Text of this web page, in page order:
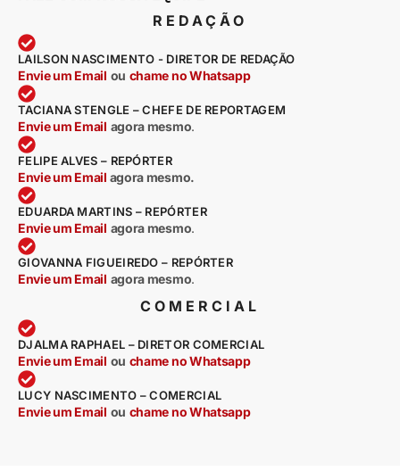
REDAÇÃO
LAILSON NASCIMENTO - DIRETOR DE REDAÇÃO
Envie um Email ou chame no Whatsapp
TACIANA STENGLE – CHEFE DE REPORTAGEM
Envie um Email agora mesmo.
FELIPE ALVES – REPÓRTER
Envie um Email agora mesmo.
EDUARDA MARTINS – REPÓRTER
Envie um Email agora mesmo.
GIOVANNA FIGUEIREDO – REPÓRTER
Envie um Email agora mesmo.
COMERCIAL
DJALMA RAPHAEL – DIRETOR COMERCIAL
Envie um Email ou chame no Whatsapp
LUCY NASCIMENTO – COMERCIAL
Envie um Email ou chame no Whatsapp